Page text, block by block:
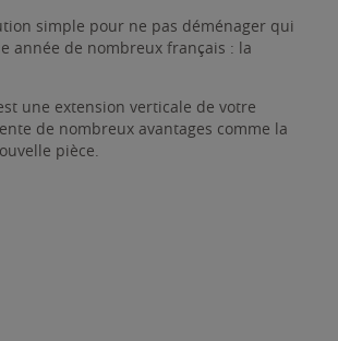
simple pour ne pas déménager qui
année de nombreux français : la
une extension verticale de votre
de nombreux avantages comme la
pièce.